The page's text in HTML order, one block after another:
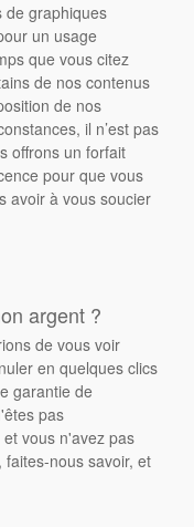
de graphiques
un usage
que vous citez
de nos contenus
de nos
il n’est pas
offrons un forfait
pour que vous
avoir à vous soucier
argent ?
de vous voir
en quelques clics
garantie de
pas
vous n'avez pas
nous savoir, et